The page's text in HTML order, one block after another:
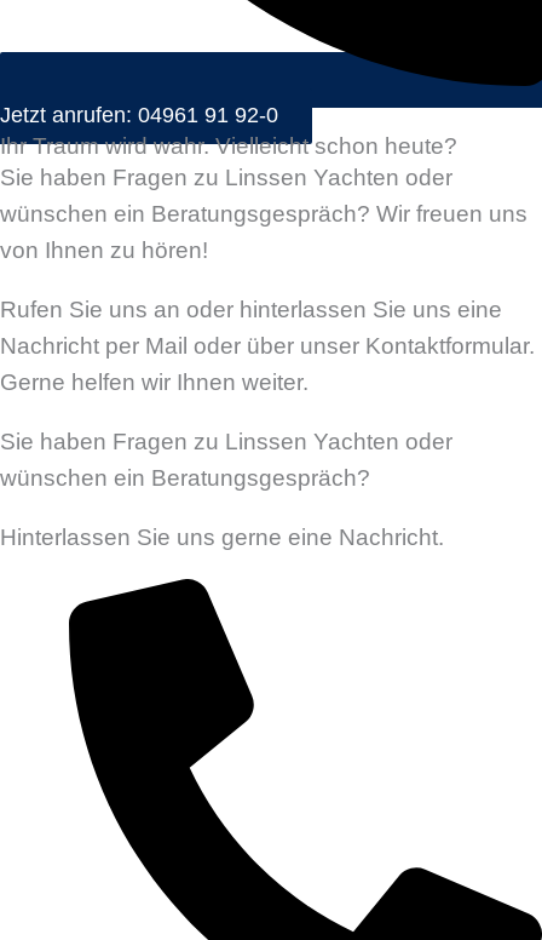
Jetzt anrufen: 04961 91 92-0
Ihr Traum wird wahr. Vielleicht schon heute?
Sie haben Fragen zu Linssen Yachten oder
wünschen ein Beratungsgespräch? Wir freuen uns
von Ihnen zu hören!
Rufen Sie uns an oder hinterlassen Sie uns eine
Nachricht per Mail oder über unser Kontaktformular.
Gerne helfen wir Ihnen weiter.
Sie haben Fragen zu Linssen Yachten oder
wünschen ein Beratungsgespräch?
Hinterlassen Sie uns gerne eine Nachricht.